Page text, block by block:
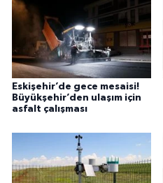
Eskişehir’de gece mesaisi!
Büyükşehir’den ulaşım için
asfalt çalışması